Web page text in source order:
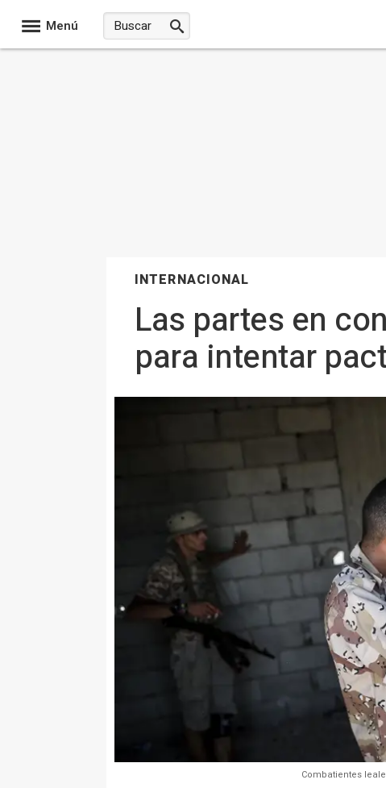
Menú
INTERNACIONAL
Las partes en
para intentar
Combatientes